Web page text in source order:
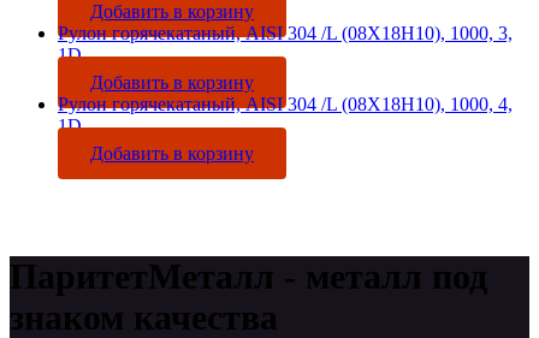
Добавить в корзину
Рулон горячекатаный, AISI 304 /L (08Х18Н10), 1000, 3,
1D
Добавить в корзину
Рулон горячекатаный, AISI 304 /L (08Х18Н10), 1000, 4,
1D
Добавить в корзину
ПаритетМеталл - металл под
знаком качества